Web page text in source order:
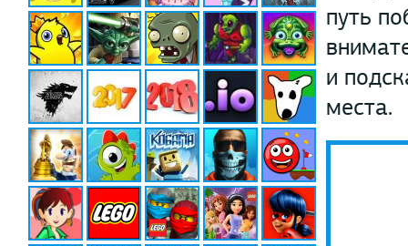
путь
и
места.